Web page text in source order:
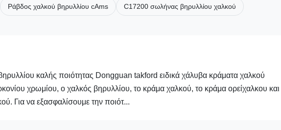
Ράβδος χαλκού βηρυλλίου cAms C17200 σωλήνας βηρυλλίου χαλκού
καλής ποιότητας Dongguan takford ειδικά χάλυβα κράματα χαλκού
χρωμίου, ο χαλκός βηρυλλίου, το κράμα χαλκού, το κράμα ορείχαλκου και
Για να εξασφαλίσουμε την ποιότ...